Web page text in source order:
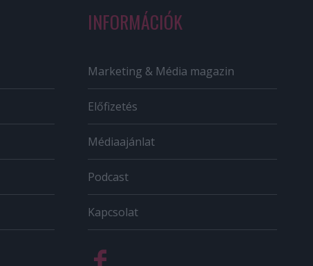
INFORMÁCIÓK
Marketing & Média magazin
Előfizetés
Médiaajánlat
Podcast
Kapcsolat